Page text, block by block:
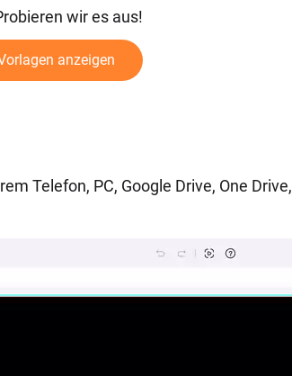
wir es aus!
anzeigen
Telefon, PC, Google Drive, One Drive,